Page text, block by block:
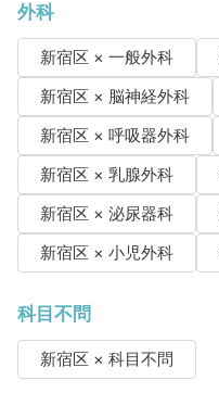
外科
新宿区 × 一般外科
新宿区 × 脳神経外科
新宿区 × 呼吸器外科
新宿区 × 乳腺外科
新宿区 × 泌尿器科
新宿区 × 小児外科
科目不問
新宿区 × 科目不問